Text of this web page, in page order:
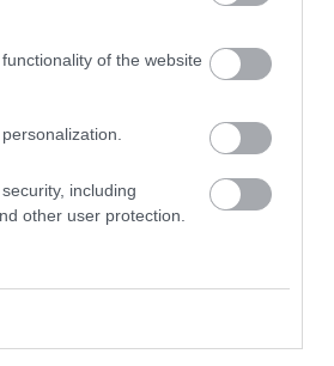
of the website
including
other user protection.
galambos ferenc
gondos gábor
halász gábor
64 hanvay
10) herman ottó
hésziodosz
(21) illyés